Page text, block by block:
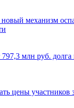
механизм
797,3 млн руб.
цены участников